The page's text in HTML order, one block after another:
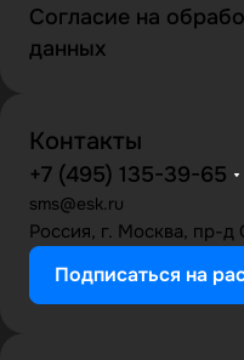
Согласие на
данных
Контакты
+7 (495) 135-39-65
sms@esk.ru
Россия, г. Москва, пр-д
Подписаться на